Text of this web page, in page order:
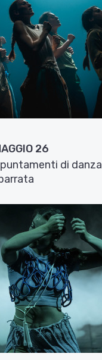
26
di